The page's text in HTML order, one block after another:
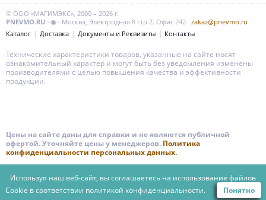
© ООО «МАГИМЭКС», 2000 – 2026 г.
PNEVMO.RU –◉– Москва, Электродная 8 стр 2. Офис 242. zakaz@pnevmo.ru
Каталог
Доставка Документы и Реквизиты Контакты
Технические характеристики товаров, указанные на сайте носят
ознакомительный характер и могут быть без уведомления изменены
производителями с целью повышения качества и эффективности
продукции.
Цены на сайте даны для справки и не являются публичной
офертой. Уточняйте цены у менеджеров. Политика
конфиденциальности персональных данных.
Используя наш веб-сайт, вы соглашаетесь на использование файлов
Cookie в соответствии политикой конфиденциальности. Понятно